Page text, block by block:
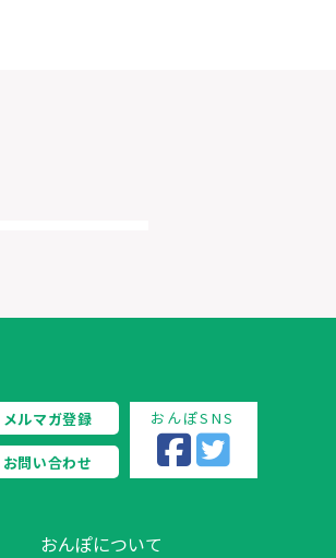
メルマガ登録
お問い合わせ
おんぽSNS
おんぽについて